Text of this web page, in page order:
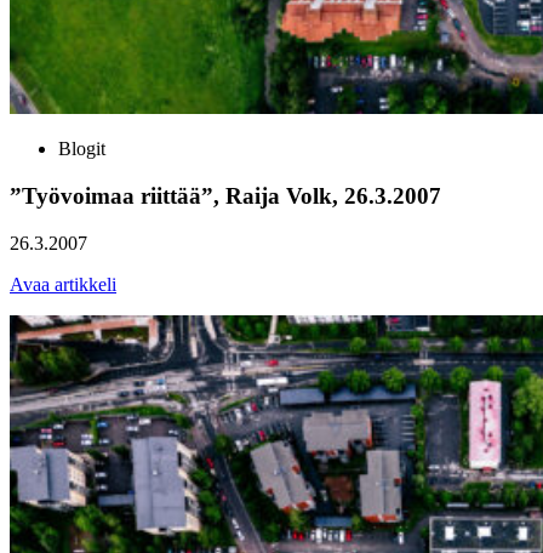
Blogit
”Työvoimaa riittää”, Raija Volk, 26.3.2007
26.3.2007
Avaa artikkeli